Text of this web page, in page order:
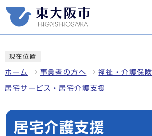
現在位置
ホーム 事業者の方へ 福祉・介護保険
居宅サービス・居宅介護支援
居宅介護支援